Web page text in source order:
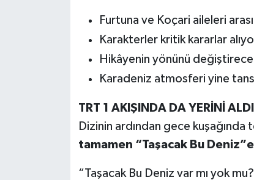
Furtuna ve Koçari aileleri
Karakterler kritik kararlar
Hikâyenin yönünü
Karadeniz atmosferi yine
TRT 1 AKIŞINDA DA YERİNİ ALDI
Dizinin ardından gece kuşağında
tamamen “Taşacak Bu
“Taşacak Bu Deniz var mı yok